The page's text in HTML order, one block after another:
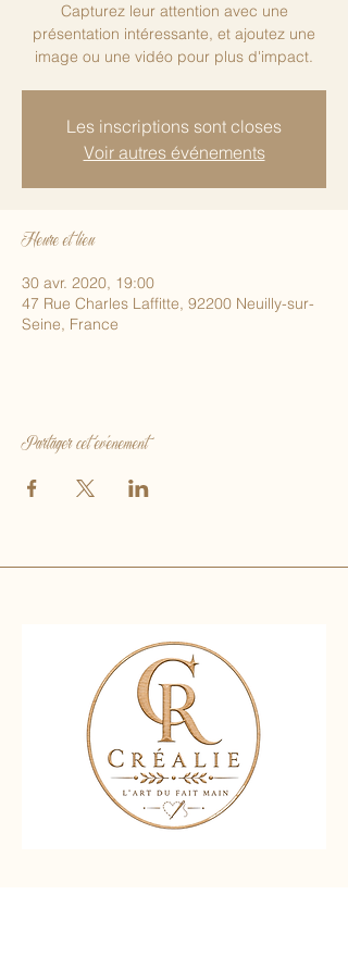
Capturez leur attention avec une
présentation intéressante, et ajoutez une
image ou une vidéo pour plus d'impact.
Les inscriptions sont closes
Voir autres événements
Heure et lieu
30 avr. 2020, 19:00
47 Rue Charles Laffitte, 92200 Neuilly-sur-
Seine, France
Partager cet événement